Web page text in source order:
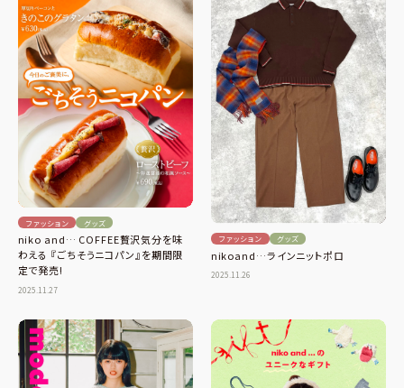
ファッション グッズ
niko and… COFFEE贅沢気分を味
わえる 『ごちそうニコパン』を期間限
定で発売!
2025.11.27
ファッション グッズ
nikoand…ラインニットポロ
2025.11.26